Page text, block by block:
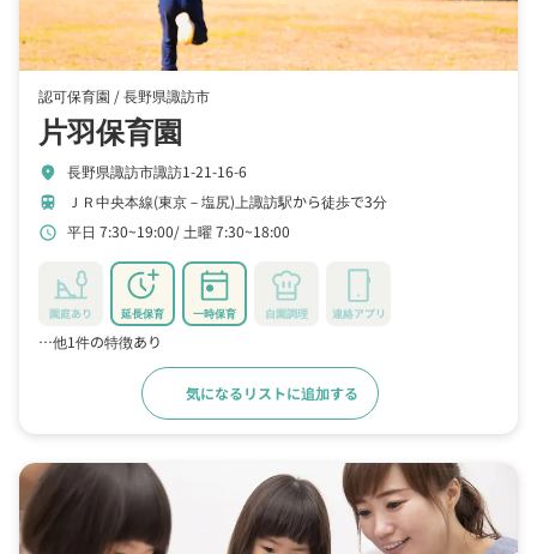
認可保育園 /長野県諏訪市
片羽保育園
location_on 長野県諏訪市諏訪1-21-16-6
train ＪＲ中央本線(東京－塩尻)上諏訪駅から徒歩で3分
schedule 平日 7:30~19:00 土曜 7:30~18:00
園庭あり 延長保育 一時保育 自園調理 連絡アプリ
…他1件の特徴あり
気になるリストに追加する